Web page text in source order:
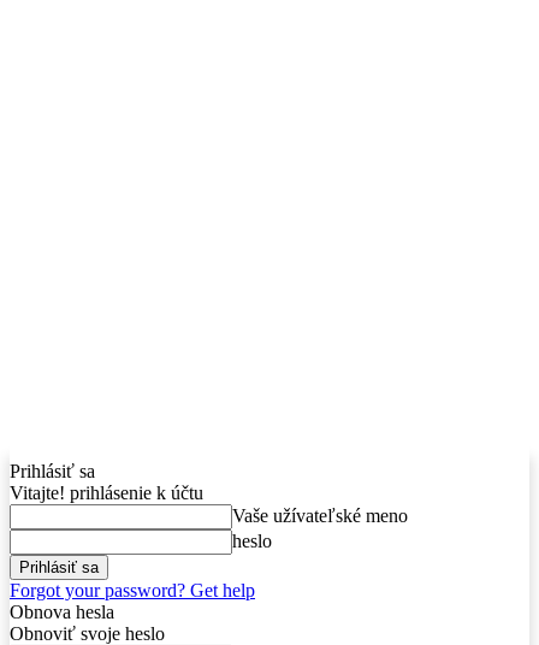
Prihlásiť sa
Vitajte! prihlásenie k účtu
Vaše užívateľské meno
heslo
Forgot your password? Get help
Obnova hesla
Obnoviť svoje heslo